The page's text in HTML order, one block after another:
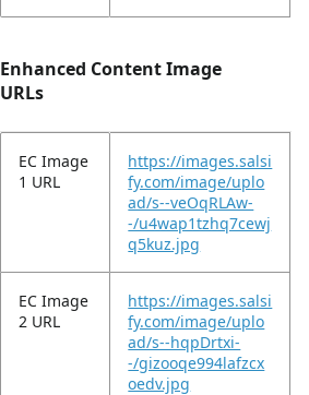
Enhanced Content Image
URLs
EC Image
1 URL
https://images.salsi
fy.com/image/uplo
ad/s--veOqRLAw-
-/u4wap1tzhq7cewj
q5kuz.jpg
EC Image
2 URL
https://images.salsi
fy.com/image/uplo
ad/s--hqpDrtxi-
-/gizooqe994lafzcx
oedv.jpg